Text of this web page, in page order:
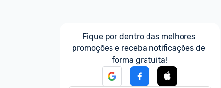
Fique por dentro das melhores
promoções e receba notificações de
forma gratuita!